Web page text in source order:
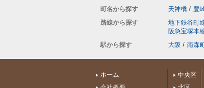
町名から探す
天神橋 / 豊
路線から探す
地下鉄谷町
阪急宝塚本
駅から探す
大阪 / 南森
ホーム
中央区